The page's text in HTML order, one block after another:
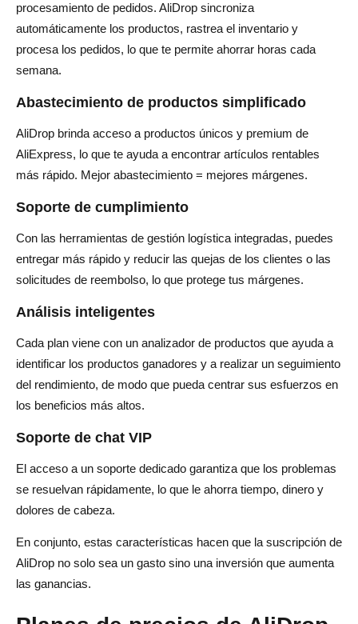
procesamiento de pedidos. AliDrop sincroniza
automáticamente los productos, rastrea el inventario y
procesa los pedidos, lo que te permite ahorrar horas cada
semana.
Abastecimiento de productos simplificado
AliDrop brinda acceso a productos únicos y premium de
AliExpress, lo que te ayuda a encontrar artículos rentables
más rápido. Mejor abastecimiento = mejores márgenes.
Soporte de cumplimiento
Con las herramientas de gestión logística integradas, puedes
entregar más rápido y reducir las quejas de los clientes o las
solicitudes de reembolso, lo que protege tus márgenes.
Análisis inteligentes
Cada plan viene con un analizador de productos que ayuda a
identificar los productos ganadores y a realizar un seguimiento
del rendimiento, de modo que pueda centrar sus esfuerzos en
los beneficios más altos.
Soporte de chat VIP
El acceso a un soporte dedicado garantiza que los problemas
se resuelvan rápidamente, lo que le ahorra tiempo, dinero y
dolores de cabeza.
En conjunto, estas características hacen que la suscripción de
AliDrop no solo sea un gasto sino una inversión que aumenta
las ganancias.